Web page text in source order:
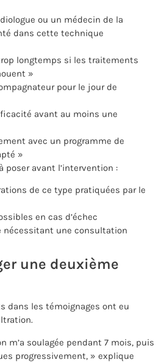
ou un médecin de la
dans cette technique
longtemps si les traitements
»
pour le jour de
avant au moins une
avec un programme de
»
poser avant l’intervention :
de ce type pratiquées par le
en cas d’échec
nécessitant une consultation
une deuxième
dans les témoignages ont eu
m’a soulagée pendant 7 mois, puis
progressivement, » explique